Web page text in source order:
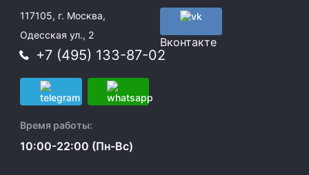
117105, г. Москва,
Одесская ул., 2
+7 (495) 133-87-02
Время работы:
10:00-22:00 (Пн-Вс)
Вконтакте